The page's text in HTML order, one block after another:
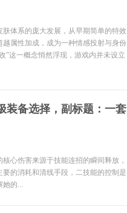
体系的庞大发展，从早期简单的特效
属性加成，成为一种情感投射与身份
”这一概念悄然浮现，游戏内并未设立
装备选择，副标题：一套
心伤害来源于技能连招的瞬间释放，
的消耗和清线手段，二技能的控制是
她的...